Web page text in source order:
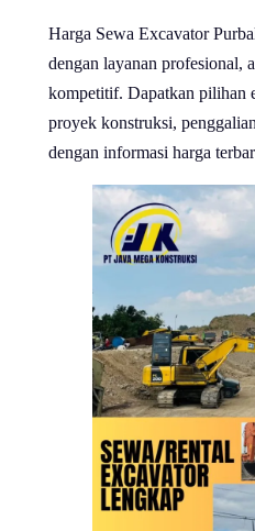
Harga Sewa Excavator
dengan layanan profesional,
kompetitif. Dapatkan pilihan
proyek konstruksi,
dengan informasi harga